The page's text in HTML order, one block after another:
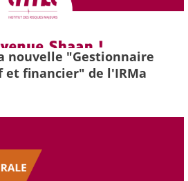
nouvelle "Gestionnaire
financier" de l'IRMa